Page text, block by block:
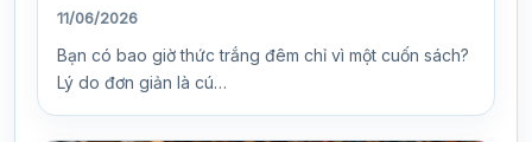
11/06/2026
Bạn có bao giờ thức trắng đêm chỉ vì một cuốn sách?
Lý do đơn giản là cú…